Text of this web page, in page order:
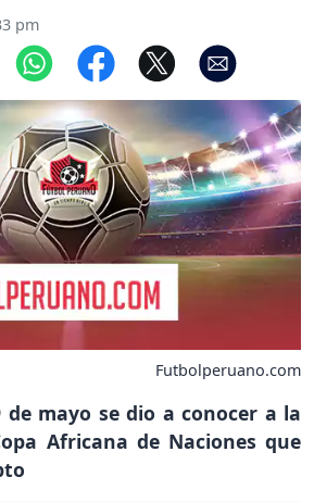
pm
Futbolperuano.com
de mayo se dio a conocer a la
Africana de Naciones que